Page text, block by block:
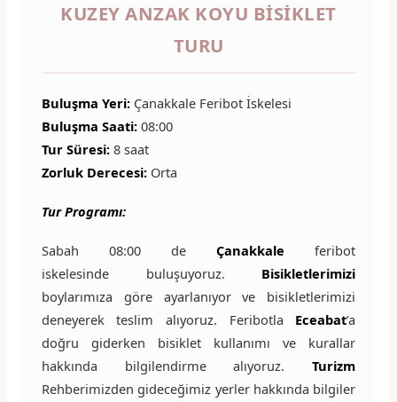
KUZEY ANZAK KOYU BISIKLET
TURU
Buluşma Yeri:Çanakkale Feribot İskelesi
Buluşma Saati:08:00
Tur Süresi:8 saat
Zorluk Derecesi:Orta
Tur Programı:
Sabah 08:00 deÇanakkale feribot
iskelesinde buluşuyoruz. Bisikletlerimizi
boylarımıza göre ayarlanıyor ve bisikletlerimizi
deneyerek teslim alıyoruz. Feribotla Eceabat’a
doğru giderken bisiklet kullanımı ve kurallar
hakkında bilgilendirme alıyoruz.Turizm
Rehberimizden gideceğimiz yerler hakkında bilgiler